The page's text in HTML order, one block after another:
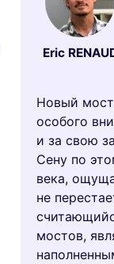
Eric
Новый
особого
и за свою
Сену по
века,
не
мостов,